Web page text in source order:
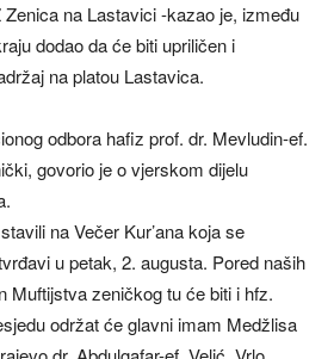
na Lastavici -kazao je, između
dodao da će biti upriličen i
na platou Lastavica.
odbora hafiz prof. dr. Mevludin-ef.
govorio je o vjerskom dijelu
na Večer Kur’ana koja se
u petak, 2. augusta. Pored naših
Muftijstva zeničkog tu će biti i hfz.
održat će glavni imam Medžlisa